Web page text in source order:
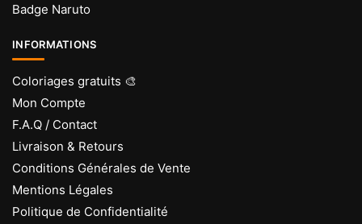
Badge Naruto
INFORMATIONS
Coloriages gratuits 🎨
Mon Compte
F.A.Q / Contact
Livraison & Retours
Conditions Générales de Vente
Mentions Légales
Politique de Confidentialité